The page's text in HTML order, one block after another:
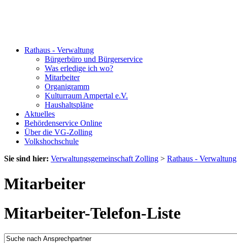
Rathaus - Verwaltung
Bürgerbüro und Bürgerservice
Was erledige ich wo?
Mitarbeiter
Organigramm
Kulturraum Ampertal e.V.
Haushaltspläne
Aktuelles
Behördenservice Online
Über die VG-Zolling
Volkshochschule
Sie sind hier: Verwaltungsgemeinschaft Zolling > Rathaus - Verwaltung
Mitarbeiter
Mitarbeiter-Telefon-Liste